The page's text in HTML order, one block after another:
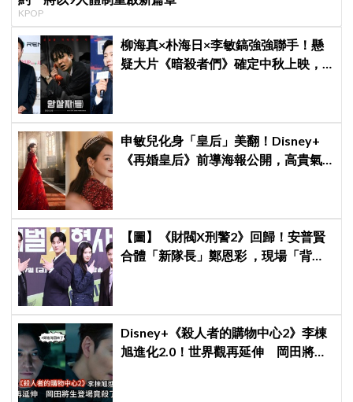
KPOP
柳海真×朴海日×李敏鎬強強聯手！懸
疑大片《暗殺者們》確定中秋上映，
申敏兒化身「皇后」美翻！Disney+
《再婚皇后》前導海報公開，高貴氣
【圖】《財閥X刑警2》回歸！安普賢
合體「新隊長」鄭恩彩 ，現場「背靠
Disney+《殺人者的購物中心2》李棟
旭進化2.0！世界觀再延伸 岡田將生